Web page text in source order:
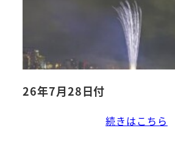
26年7月28日付
続きはこちら